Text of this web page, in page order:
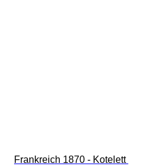
Frankreich 1870 - Kotelett